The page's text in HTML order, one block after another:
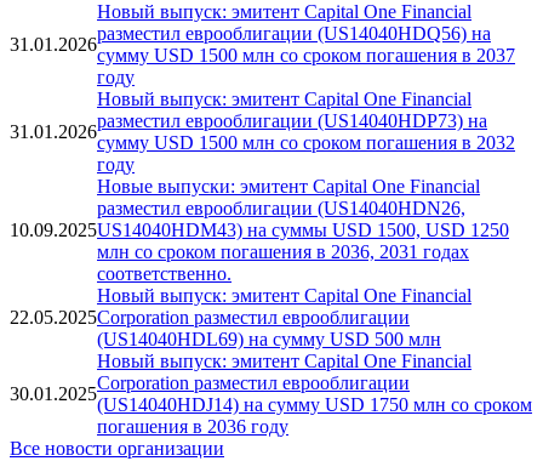
31.01.2026
Новый выпуск: эмитент Capital One Financial
разместил еврооблигации (US14040HDQ56) на
сумму USD 1500 млн со сроком погашения в 2037
году
31.01.2026
Новый выпуск: эмитент Capital One Financial
разместил еврооблигации (US14040HDP73) на
сумму USD 1500 млн со сроком погашения в 2032
году
10.09.2025
Новые выпуски: эмитент Capital One Financial
разместил еврооблигации (US14040HDN26,
US14040HDM43) на суммы USD 1500, USD 1250
млн со сроком погашения в 2036, 2031 годах
соответственно.
22.05.2025
Новый выпуск: эмитент Capital One Financial
Corporation разместил еврооблигации
(US14040HDL69) на сумму USD 500 млн
30.01.2025
Новый выпуск: эмитент Capital One Financial
Corporation разместил еврооблигации
(US14040HDJ14) на сумму USD 1750 млн со сроком
погашения в 2036 году
Все новости организации